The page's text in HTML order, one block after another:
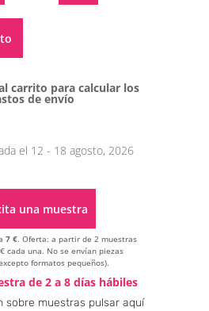
carrito para calcular los
de envío
el 12 - 18 agosto, 2026
una muestra
7 €. Oferta: a partir de 2 muestras
cada una. No se envían piezas
formatos pequeños).
Alternative:
de 2 a 8 días hábiles
sobre muestras pulsar aquí